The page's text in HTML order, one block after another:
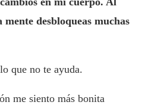
desbloqueas muchas
que no te ayuda.
me siento más bonita